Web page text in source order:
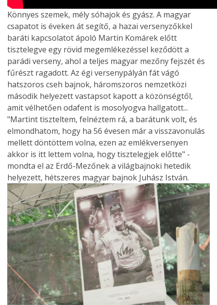
Könnyes szemek, mély sóhajok és gyász. A magyar
csapatot is éveken át segítő, a hazai versenyzőkkel
baráti kapcsolatot ápoló Martin Komárek előtt
tisztelegve egy rövid megemlékezéssel keződött a
parádi verseny, ahol a teljes magyar mezőny fejszét és
fűrészt ragadott. Az égi versenypályán fát vágó
hatszoros cseh bajnok, háromszoros nemzetközi
második helyezett vastapsot kapott a közönségtől,
amit vélhetően odafent is mosolyogva hallgatott...
"Martint tiszteltem, felnéztem rá, a barátunk volt, és
elmondhatom, hogy ha 56 évesen már a visszavonulás
mellett döntöttem volna, ezen az emlékversenyen
akkor is itt lettem volna, hogy tisztelegjek előtte" -
mondta el az Erdő-Mezőnek a világbajnoki hetedik
helyezett, hétszeres magyar bajnok Juhász István.